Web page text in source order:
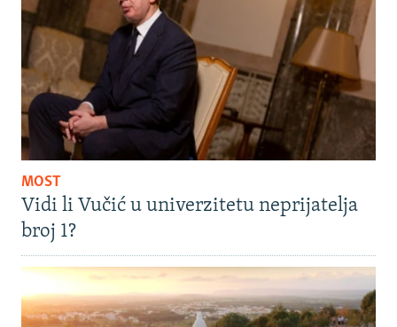
MOST
Vidi li Vučić u univerzitetu neprijatelja
broj 1?